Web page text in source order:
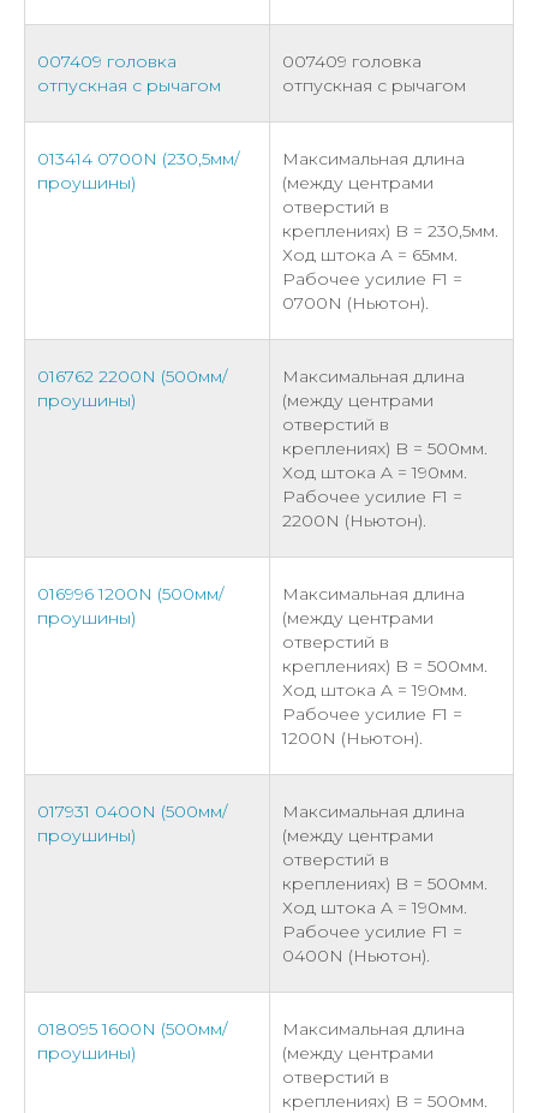
007409 головка
отпускная с рычагом
007409 головка
отпускная с рычагом
013414 0700N (230,5мм/
проушины)
Максимальная длина
(между центрами
отверстий в
креплениях) B = 230,5мм.
Ход штока A = 65мм.
Рабочее усилие F1 =
0700N (Ньютон).
016762 2200N (500мм/
проушины)
Максимальная длина
(между центрами
отверстий в
креплениях) B = 500мм.
Ход штока A = 190мм.
Рабочее усилие F1 =
2200N (Ньютон).
016996 1200N (500мм/
проушины)
Максимальная длина
(между центрами
отверстий в
креплениях) B = 500мм.
Ход штока A = 190мм.
Рабочее усилие F1 =
1200N (Ньютон).
017931 0400N (500мм/
проушины)
Максимальная длина
(между центрами
отверстий в
креплениях) B = 500мм.
Ход штока A = 190мм.
Рабочее усилие F1 =
0400N (Ньютон).
018095 1600N (500мм/
проушины)
Максимальная длина
(между центрами
отверстий в
креплениях) B = 500мм.